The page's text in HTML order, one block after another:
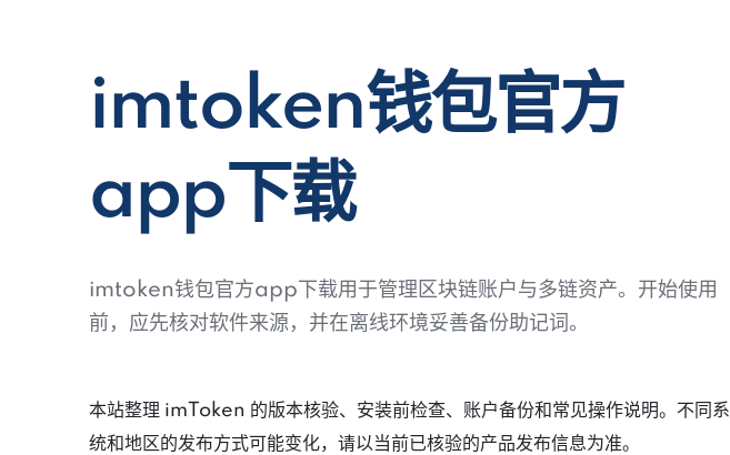
imtoken钱包官方
app下载
imtoken钱包官方app下载用于管理区块链账户与多链资产。开始使用
前，应先核对软件来源，并在离线环境妥善备份助记词。
本站整理 imToken 的版本核验、安装前检查、账户备份和常见操作说明。不同系
统和地区的发布方式可能变化，请以当前已核验的产品发布信息为准。